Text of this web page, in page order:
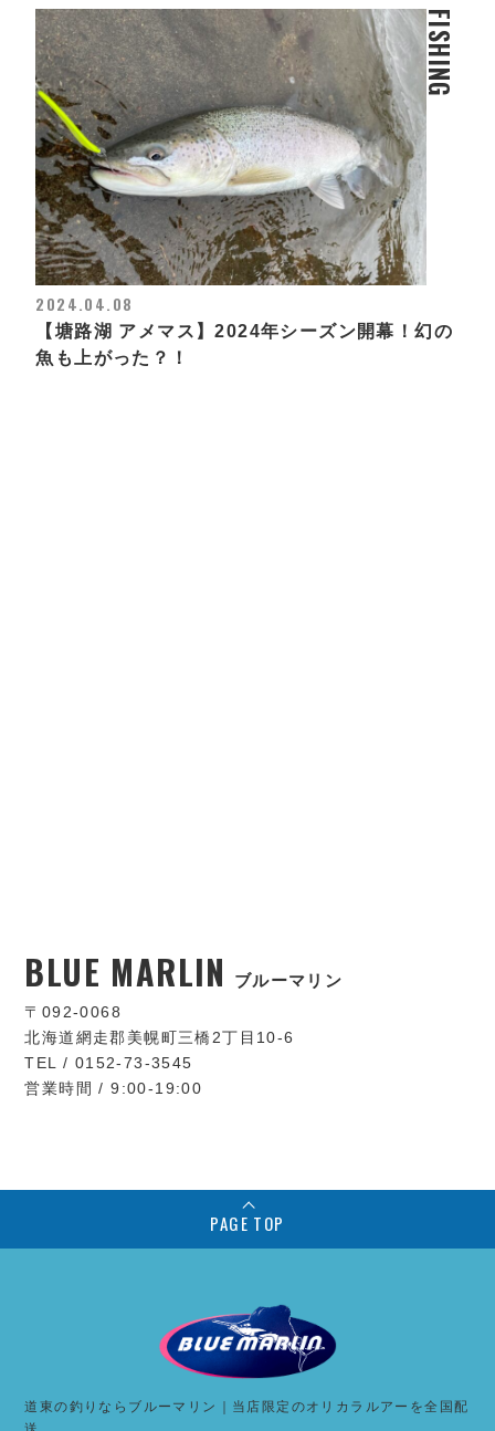
FISHING
2024.04.08
【塘路湖 アメマス】2024年シーズン開幕！幻の
魚も上がった？！
BLUE MARLIN ブルーマリン
〒092-0068
北海道網走郡美幌町三橋2丁目10-6
TEL / 0152-73-3545
営業時間 / 9:00-19:00
PAGE TOP
道東の釣りならブルーマリン｜当店限定のオリカラルアーを全国配